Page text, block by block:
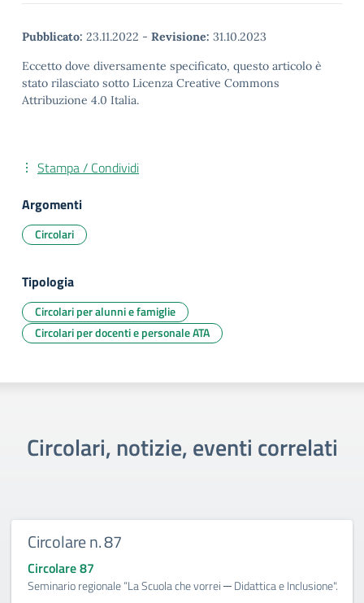
Pubblicato: 23.11.2022 - Revisione: 31.10.2023
Eccetto dove diversamente specificato, questo articolo è
stato rilasciato sotto Licenza Creative Commons
Attribuzione 4.0 Italia.
Stampa / Condividi
Argomenti
Circolari
Tipologia
Circolari per alunni e famiglie
Circolari per docenti e personale ATA
Circolari, notizie, eventi correlati
Circolare n. 87
Circolare 87
Seminario regionale “La Scuola che vorrei ─ Didattica e Inclusione".